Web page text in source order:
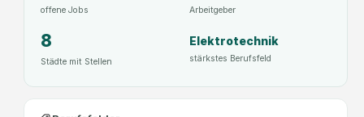
offene Jobs Arbeitgeber
8
Städte mit Stellen
Elektrotechnik
stärkstes Berufsfeld